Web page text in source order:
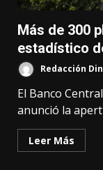
Más de 300
estadístico
Redacción
El Banco
anunció la
Leer Más